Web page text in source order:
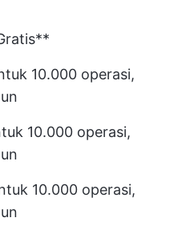
10.000 operasi,
10.000 operasi,
10.000 operasi,